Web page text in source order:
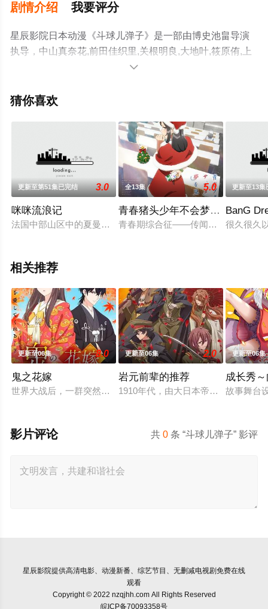
剧情介绍 我要评分
星辰影院日本动漫《斗球儿弹子》是一部由博史池畠导演
执导，中山真奈花,前田佳织里,关根明良,大地叶,筱原侑,上
坂堇,中村栞奈,若井友希,井口裕香,橘杏咲,长谷川玲奈,仁见
优,大森日雅,朝日奈丸佳,武田罗梨沙多胡,菲鲁兹·蓝,三日尻
藤寺美德,石井未纱,日高范子,小西克幸,稻田彻等演员精彩
演绎的日本动漫，手机免费观看高清未删减完整版动漫全
集就上星辰电影网，更多剧情信息可移步至豆瓣动漫、电
视猫或剧情网等平台了解。

猜你喜欢
更新至第51集已完结 3.0
咪咪流浪记
法国中部山区中的夏曼侬村，是咪咪童年生长的地方。他原本
全13集 5.0
青春猪头少年不会梦到圣诞服女
青春期综合征――传闻中由不稳定的
更新至13集
BanG
很久很久
相关推荐
更新至06集 8.0
鬼之花嫁
世界大战后，一群突然现身的妖怪帮助日本复兴，他们由此站
更新至06集 2.0
岩元前辈的推荐
1910年代，由大日本帝国陆军设立
更新至06集
成长秀
故事舞台
共0 条 “斗球儿弹子” 影评
影片评论
星辰影院提供高清电影、动漫新番、综艺节目、无删减电视剧免费在线
观看
Copyright © 2022 nzqjhh.com All Rights Reserved
皖ICP备70093358号